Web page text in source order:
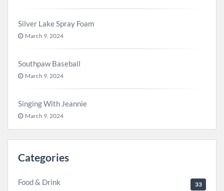
Silver Lake Spray Foam
March 9, 2024
Southpaw Baseball
March 9, 2024
Singing With Jeannie
March 9, 2024
Categories
Food & Drink 33